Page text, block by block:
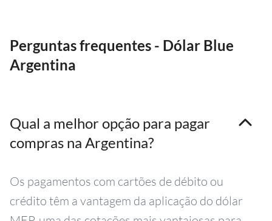
Perguntas frequentes - Dólar Blue
Argentina
Qual a melhor opção para pagar
compras na Argentina?
Os pagamentos com cartões de débito ou
crédito têm a vantagem da aplicação do dólar